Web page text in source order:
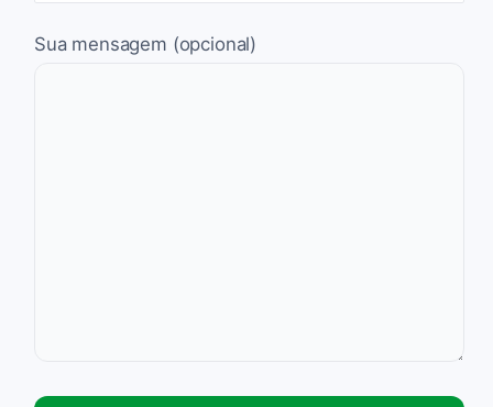
Sua mensagem (opcional)